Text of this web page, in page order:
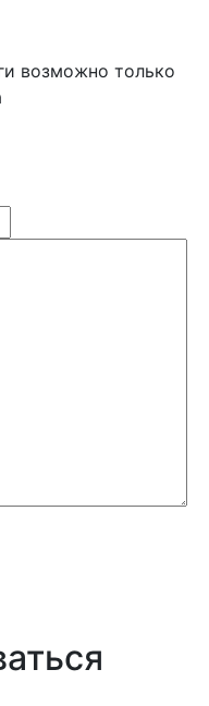
возможно только